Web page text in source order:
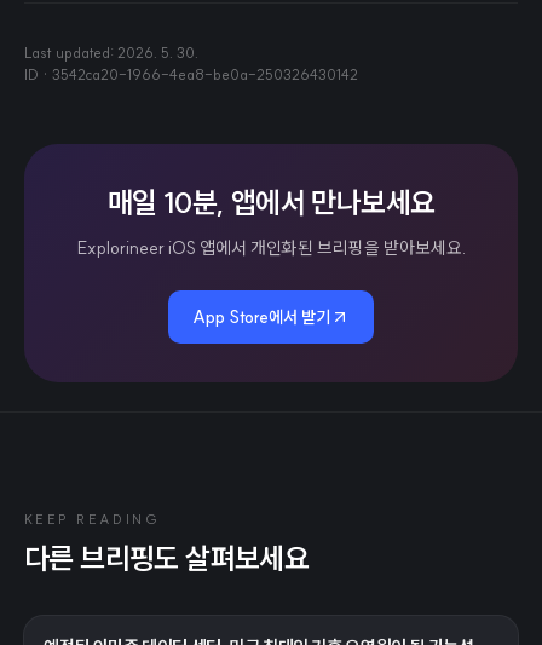
Last updated: 2026. 5. 30.
ID · 3542ca20-1966-4ea8-be0a-250326430142
매일 10분, 앱에서 만나보세요
Explorineer iOS 앱에서 개인화된 브리핑을 받아보세요.
App Store에서 받기
KEEP READING
다른 브리핑도 살펴보세요